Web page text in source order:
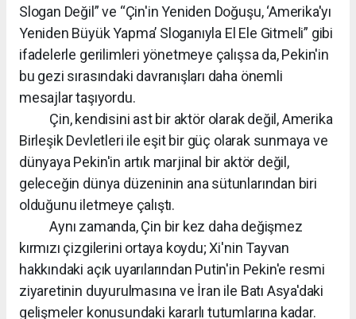
Slogan Değil” ve “Çin'in Yeniden Doğuşu, ‘Amerika'yı
Yeniden Büyük Yapma’ Sloganıyla El Ele Gitmeli” gibi
ifadelerle gerilimleri yönetmeye çalışsa da, Pekin'in
bu gezi sırasındaki davranışları daha önemli
mesajlar taşıyordu.
Çin, kendisini ast bir aktör olarak değil, Amerika
Birleşik Devletleri ile eşit bir güç olarak sunmaya ve
dünyaya Pekin'in artık marjinal bir aktör değil,
geleceğin dünya düzeninin ana sütunlarından biri
olduğunu iletmeye çalıştı.
Aynı zamanda, Çin bir kez daha değişmez
kırmızı çizgilerini ortaya koydu; Xi'nin Tayvan
hakkındaki açık uyarılarından Putin'in Pekin'e resmi
ziyaretinin duyurulmasına ve İran ile Batı Asya'daki
gelişmeler konusundaki kararlı tutumlarına kadar.